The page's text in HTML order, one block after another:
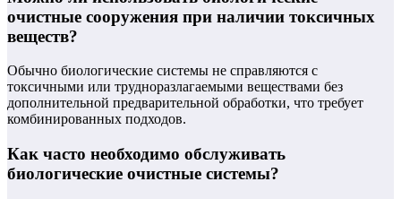
очистные сооружения при наличии токсичных
веществ?
Обычно биологические системы не справляются с
токсичными или трудноразлагаемыми веществами без
дополнительной предварительной обработки, что требует
комбинированных подходов.
Как часто необходимо обслуживать
биологические очистные системы?